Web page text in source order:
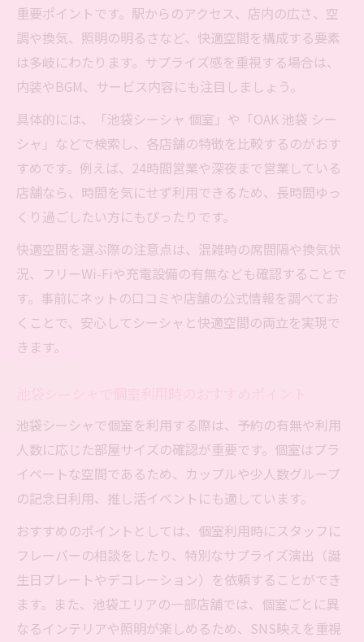
重要ポイントです。駅からのアクセス、店内の広さ、空
調や換気、照明の明るさなど、快適空間を構成する要素
は多岐にわたります。サプライズ感を重視する場合は、
内装やBGM、サービス内容にも注目しましょう。
具体的には、「池袋シーシャ 個室」や「OAK 池袋 シー
シャ」などで検索し、各店舗の特徴を比較するのがおす
すめです。例えば、24時間営業や深夜まで営業している
店舗なら、時間を気にせず利用できるため、長時間ゆっ
くり過ごしたい方にもぴったりです。
快適空間を選ぶ際の注意点は、混雑時の席間隔や換気状
況、フリーWi-Fiや充電設備の有無なども確認することで
す。事前にネットの口コミや店舗の公式情報を調べてお
くことで、安心してシーシャと快適空間の両立を実現で
きます。
池袋シーシャで個室を利用する際は、予約の有無や利用
人数に応じた部屋サイズの確認が重要です。個室はプラ
イベートな空間であるため、カップルや少人数グループ
の記念日利用、推し活イベントにも適しています。
おすすめのポイントとしては、個室利用時にスタッフに
フレーバーの相談をしたり、特別なサプライズ演出（誕
生日プレートやデコレーション）を依頼することができ
ます。また、池袋エリアの一部店舗では、個室ごとに異
なるインテリアや照明が楽しめるため、SNS映えを重視